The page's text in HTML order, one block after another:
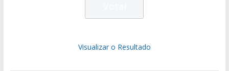
Visualizar o Resultado